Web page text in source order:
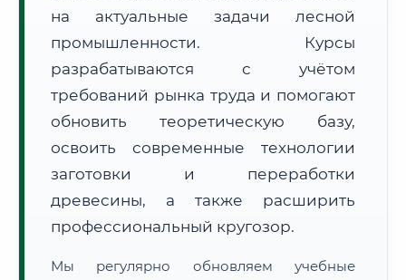
Расчет логистики оригиналов:
• Экспресс-доставка СДЭК / Почтой:
3–5 рабочих дней
📜 Документы и аккредитация
на актуальные задачи лесной
промышленности. Курсы
разрабатываются с учётом
требований рынка труда и помогают
обновить теоретическую базу,
освоить современные технологии
заготовки и переработки
древесины, а также расширить
профессиональный кругозор.
Мы регулярно обновляем учебные